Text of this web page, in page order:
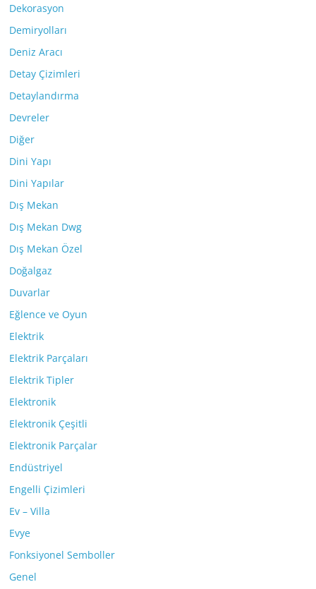
Dekorasyon
Demiryolları
Deniz Aracı
Detay Çizimleri
Detaylandırma
Devreler
Diğer
Dini Yapı
Dini Yapılar
Dış Mekan
Dış Mekan Dwg
Dış Mekan Özel
Doğalgaz
Duvarlar
Eğlence ve Oyun
Elektrik
Elektrik Parçaları
Elektrik Tipler
Elektronik
Elektronik Çeşitli
Elektronik Parçalar
Endüstriyel
Engelli Çizimleri
Ev – Villa
Evye
Fonksiyonel Semboller
Genel